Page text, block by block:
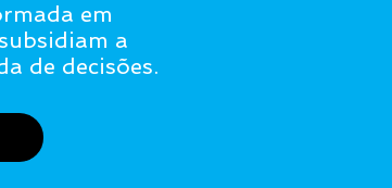
em
a
de decisões.